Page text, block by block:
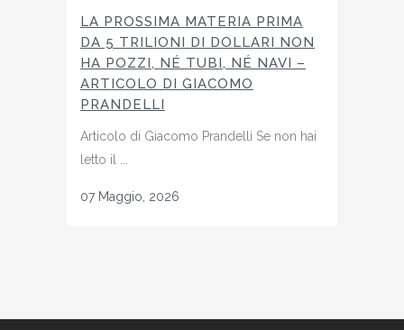
LA PROSSIMA MATERIA PRIMA
DA 5 TRILIONI DI DOLLARI NON
HA POZZI, NÉ TUBI, NÉ NAVI –
ARTICOLO DI GIACOMO
PRANDELLI
Articolo di Giacomo Prandelli Se non hai
letto il ...
07 Maggio, 2026